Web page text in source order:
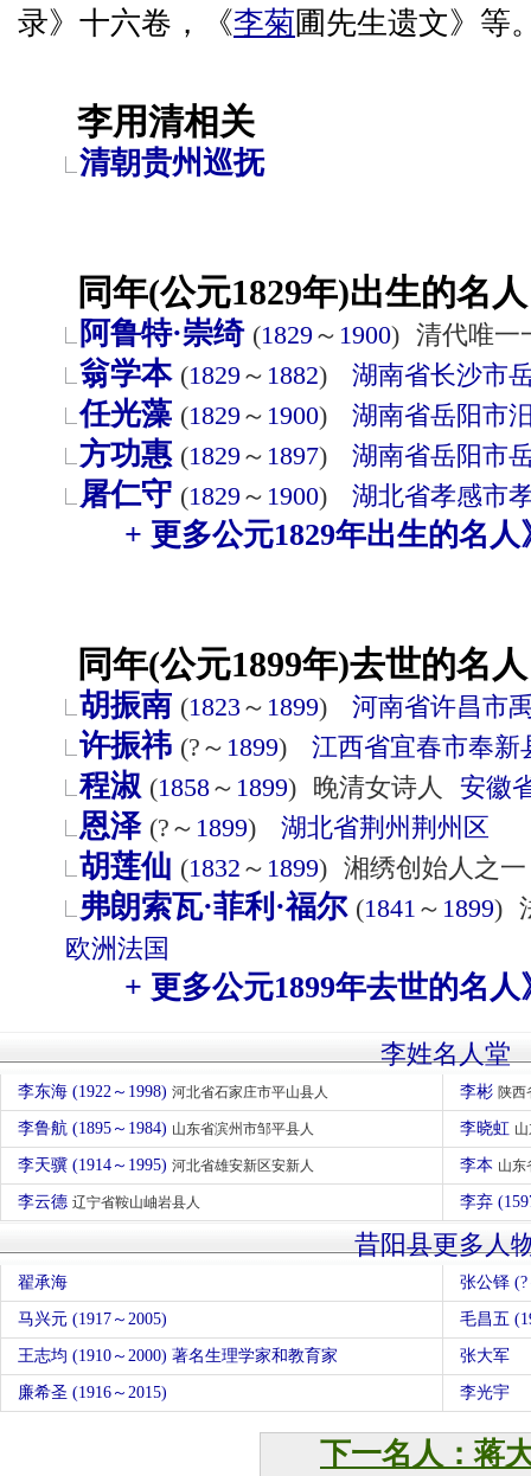
录》十六卷，《李菊圃先生遗文》等
李用清相关
清朝贵州巡抚
同年(公元1829年)出生的名
阿鲁特·崇绮 (1829 ～ 1900) 清代唯一
翁学本 (1829 ～ 1882) 湖南省长沙市
任光藻 (1829 ～ 1900) 湖南省岳阳市
方功惠 (1829 ～ 1897) 湖南省岳阳市
屠仁守 (1829 ～ 1900) 湖北省孝感市
+ 更多公元1829年出生的名人
同年(公元1899年)去世的名
胡振南 (1823 ～ 1899) 河南省许昌市
许振祎 (?～ 1899) 江西省宜春市奉新
程淑 (1858～ 1899) 晚清女诗人 安徽
恩泽 (?～ 1899) 湖北省荆州 荆州区
胡莲仙 (1832 ～ 1899) 湘绣创始人之一
弗朗索瓦·菲利·福尔 (1841 ～ 1899)
欧洲法国
+ 更多公元1899年去世的名人
李姓名人堂
李东海 (1922～1998) 河北省石家庄市平山县人 李彬 陕西
李鲁航 (1895～1984) 山东省滨州市邹平县人 李晓虹
李天骥 (1914～1995) 河北省雄安新区安新人 李本 山东
李云德 辽宁省鞍山岫岩县人 李弃
昔阳县更多人
翟承海 张公铎 (?
马兴元 (1917～2005) 毛昌五
王志均 (1910～2000) 著名生理学家和教育家 张大军
廉希圣 (1916～2015) 李光宇
下一名人：蒋